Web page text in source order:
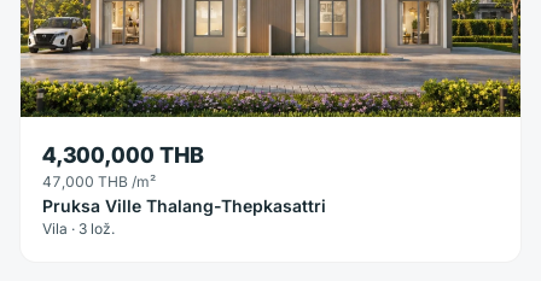
4,300,000 THB
47,000 THB /m²
Pruksa Ville Thalang-Thepkasattri
Vila · 3 lož.